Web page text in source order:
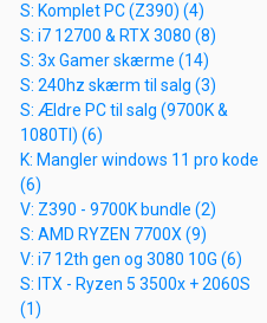
S: Komplet PC (Z390) (4)
S: i7 12700 & RTX 3080 (8)
S: 3x Gamer skærme (14)
S: 240hz skærm til salg (3)
S: Ældre PC til salg (9700K &
1080TI) (6)
K: Mangler windows 11 pro kode
(6)
V: Z390 - 9700K bundle (2)
S: AMD RYZEN 7700X (9)
V: i7 12th gen og 3080 10G (6)
S: ITX - Ryzen 5 3500x + 2060S
(1)